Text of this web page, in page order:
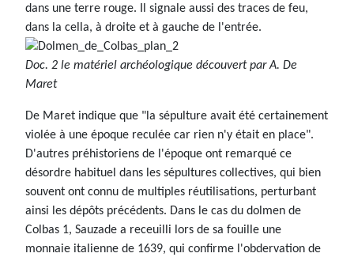
dans une terre rouge. Il signale aussi des traces de feu,
dans la cella, à droite et à gauche de l'entrée.
Doc. 2 le matériel archéologique découvert par A. De
Maret
De Maret indique que "la sépulture avait été certainement
violée à une époque reculée car rien n'y était en place".
D'autres préhistoriens de l'époque ont remarqué ce
désordre habituel dans les sépultures collectives, qui bien
souvent ont connu de multiples réutilisations, perturbant
ainsi les dépôts précédents. Dans le cas du dolmen de
Colbas 1, Sauzade a receuilli lors de sa fouille une
monnaie italienne de 1639, qui confirme l'obdervation de